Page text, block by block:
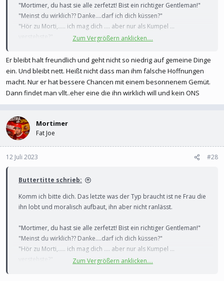
"Mortimer, du hast sie alle zerfetzt! Bist ein richtiger Gentleman!"
"Meinst du wirklich?? Danke....darf ich dich küssen?"
"Hör zu Morti,..... ich mag dich .... aber nur als Kumpel ...
verstehste?"
Zum Vergrößern anklicken....
Er bleibt halt freundlich und geht nicht so niedrig auf gemeine Dinge
ein. Und bleibt nett. Heißt nicht dass man ihm falsche Hoffnungen
macht. Nur er hat bessere Chancen mit einem besonnenem Gemüt.
Dann findet man vllt..eher eine die ihn wirklich will und kein ONS
Mortimer
Fat Joe
12 Juli 2023 #28
Buttertitte schrieb:
Komm ich bitte dich. Das letzte was der Typ braucht ist ne Frau die
ihn lobt und moralisch aufbaut, ihn aber nicht ranlässt.
"Mortimer, du hast sie alle zerfetzt! Bist ein richtiger Gentleman!"
"Meinst du wirklich?? Danke....darf ich dich küssen?"
"Hör zu Morti,..... ich mag dich .... aber nur als Kumpel ...
verstehste?"
Zum Vergrößern anklicken....